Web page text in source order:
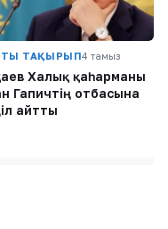
ТАҚЫРЫП4 тамыз
Халық қаһарманы
Гапичтің отбасына
айтты